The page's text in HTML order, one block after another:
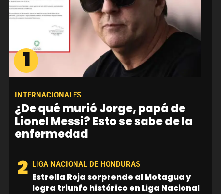
1
INTERNACIONALES
¿De qué murió Jorge, papá de
Lionel Messi? Esto se sabe de la
enfermedad
2 LIGA NACIONAL DE HONDURAS
Estrella Roja sorprende al Motagua y
logra triunfo histórico en Liga Nacional